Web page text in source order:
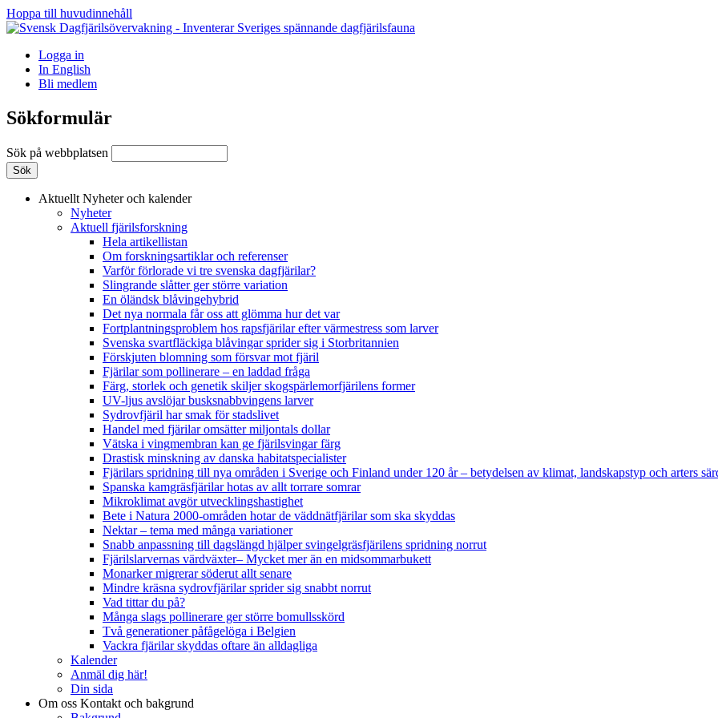
Hoppa till huvudinnehåll
Logga in
In English
Bli medlem
Sökformulär
Sök på webbplatsen
Aktuellt Nyheter och kalender
Nyheter
Aktuell fjärilsforskning
Hela artikellistan
Om forskningsartiklar och referenser
Varför förlorade vi tre svenska dagfjärilar?
Slingrande slåtter ger större variation
En öländsk blåvingehybrid
Det nya normala får oss att glömma hur det var
Fortplantningsproblem hos rapsfjärilar efter värmestress som larver
Svenska svartfläckiga blåvingar sprider sig i Storbritannien
Förskjuten blomning som försvar mot fjäril
Fjärilar som pollinerare – en laddad fråga
Färg, storlek och genetik skiljer skogspärlemorfjärilens former
UV-ljus avslöjar busksnabbvingens larver
Sydrovfjäril har smak för stadslivet
Handel med fjärilar omsätter miljontals dollar
Vätska i vingmembran kan ge fjärilsvingar färg
Drastisk minskning av danska habitatspecialister
Fjärilars spridning till nya områden i Sverige och Finland under 120 år– betydelsen av klimat, landskapstyp och arters
Spanska kamgräsfjärilar hotas av allt torrare somrar
Mikroklimat avgör utvecklingshastighet
Bete i Natura 2000-områden hotar de väddnätfjärilar som ska skyddas
Nektar – tema med många variationer
Snabb anpassning till dagslängd hjälper svingelgräsfjärilens spridning norrut
Fjärilslarvernas värdväxter– Mycket mer än en midsommarbukett
Monarker migrerar söderut allt senare
Mindre kräsna sydrovfjärilar sprider sig snabbt norrut
Vad tittar du på?
Många slags pollinerare ger större bomullsskörd
Två generationer påfågelöga i Belgien
Vackra fjärilar skyddas oftare än alldagliga
Kalender
Anmäl dig här!
Din sida
Om oss Kontakt och bakgrund